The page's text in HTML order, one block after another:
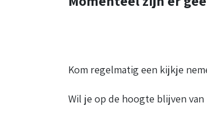
Kom regelmatig een kijkje
Wil je op de hoogte blijven